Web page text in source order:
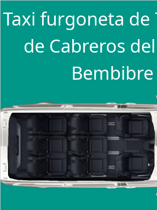
Taxi furgoneta de
de Cabreros
Bembibre